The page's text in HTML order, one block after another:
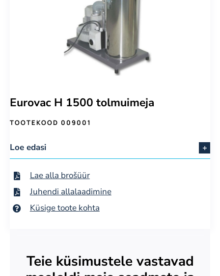
Eurovac H 1500 tolmuimeja
TOOTEKOOD 009001
Loe edasi
Lae alla brošüür
Juhendi allalaadimine
Küsige toote kohta
Teie küsimustele vastavad